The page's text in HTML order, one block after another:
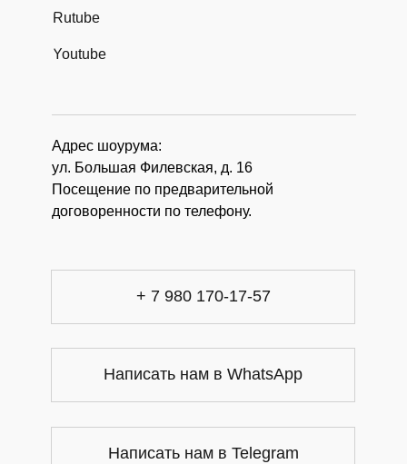
Адрес шоурума:
ул. Большая Филевская, д. 16
Посещение по предварительной
договоренности по телефону.
+ 7 980 170-17-57
Написать нам в WhatsApp
Написать нам в Telegram
Rutube
Youtube